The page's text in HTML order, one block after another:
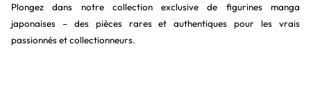
Plongez dans notre collection exclusive de figurines manga
japonaises – des pièces rares et authentiques pour les vrais
passionnés et collectionneurs.